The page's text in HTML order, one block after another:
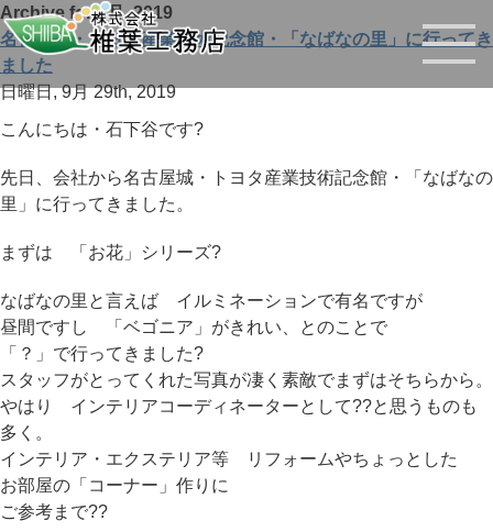
Archive for 9月, 2019
名古屋城・トヨタ産業技術記念館・「なばなの里」に行ってき
ました
日曜日, 9月 29th, 2019
こんにちは・石下谷です?
先日、会社から名古屋城・トヨタ産業技術記念館・「なばなの
里」に行ってきました。
まずは 「お花」シリーズ?
なばなの里と言えば イルミネーションで有名ですが
昼間ですし 「ベゴニア」がきれい、とのことで
「？」で行ってきました?
スタッフがとってくれた写真が凄く素敵でまずはそちらから。
やはり インテリアコーディネーターとして??と思うものも
多く。
インテリア・エクステリア等 リフォームやちょっとした
お部屋の「コーナー」作りに
ご参考まで??